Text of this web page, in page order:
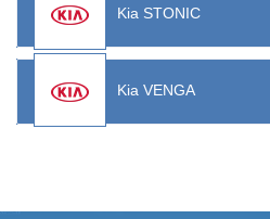
Kia STONIC
Kia VENGA